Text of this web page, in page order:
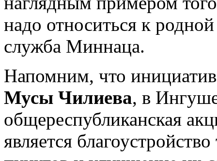
надо относиться к
служба Миннаца.
Напомним, что
Мусы Чилиева, в
общереспубликанская
является